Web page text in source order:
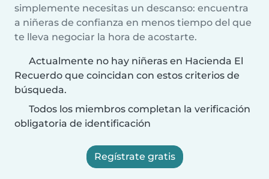
simplemente necesitas un descanso: encuentra
a niñeras de confianza en menos tiempo del que
te lleva negociar la hora de acostarte.
Actualmente no hay niñeras en Hacienda El
Recuerdo que coincidan con estos criterios de
búsqueda.
Todos los miembros completan la verificación
obligatoria de identificación
Regístrate gratis